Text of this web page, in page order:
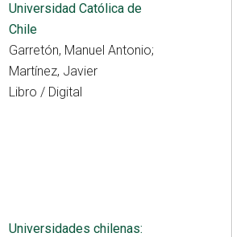
Universidad Católica de
Chile
Garretón, Manuel Antonio;
Martínez, Javier
Libro / Digital
Universidades chilenas: